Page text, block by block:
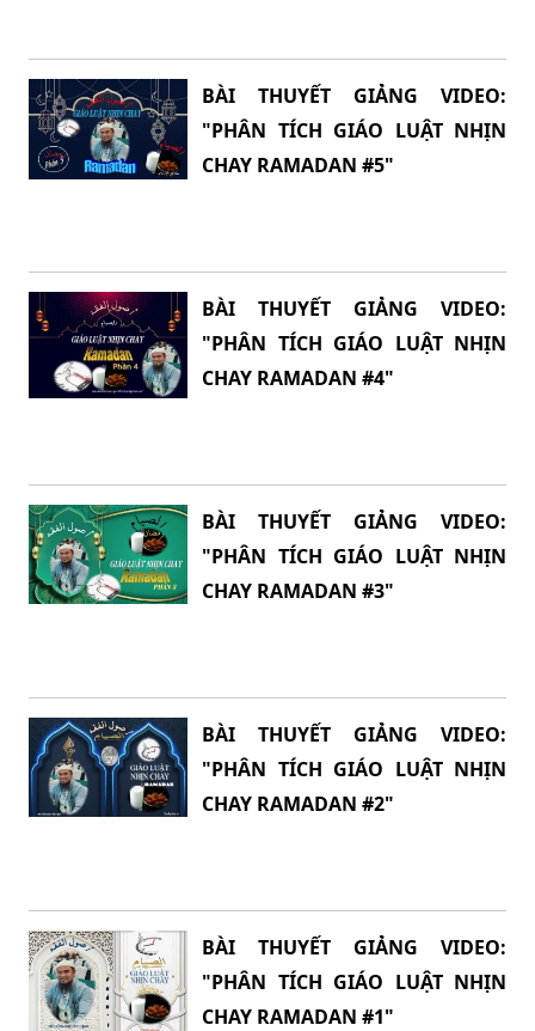
BÀI THUYẾT GIẢNG VIDEO:
"PHÂN TÍCH GIÁO LUẬT NHỊN
CHAY RAMADAN #5"
BÀI THUYẾT GIẢNG VIDEO:
"PHÂN TÍCH GIÁO LUẬT NHỊN
CHAY RAMADAN #4"
BÀI THUYẾT GIẢNG VIDEO:
"PHÂN TÍCH GIÁO LUẬT NHỊN
CHAY RAMADAN #3"
BÀI THUYẾT GIẢNG VIDEO:
"PHÂN TÍCH GIÁO LUẬT NHỊN
CHAY RAMADAN #2"
BÀI THUYẾT GIẢNG VIDEO:
"PHÂN TÍCH GIÁO LUẬT NHỊN
CHAY RAMADAN #1"